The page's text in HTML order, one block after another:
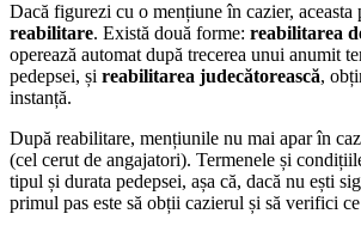
Dacă figurezi cu o mențiune în cazier, aceasta
reabilitare. Există două forme: reabilitarea
operează automat după trecerea unui anumit
pedepsei, și reabilitarea judecătorească,
instanță.
După reabilitare, mențiunile nu mai apar în
(cel cerut de angajatori). Termenele și
tipul și durata pedepsei, așa că, dacă nu ești
primul pas este să obții cazierul și să verifici